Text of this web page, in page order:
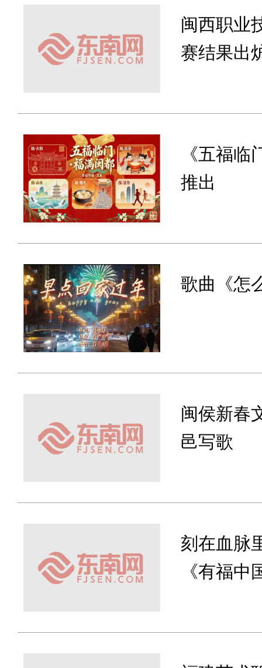
闽西职业
赛结果出
《五福临
推出
歌曲《怎
闽侯新春
邑写歌
刻在血脉
《有福中